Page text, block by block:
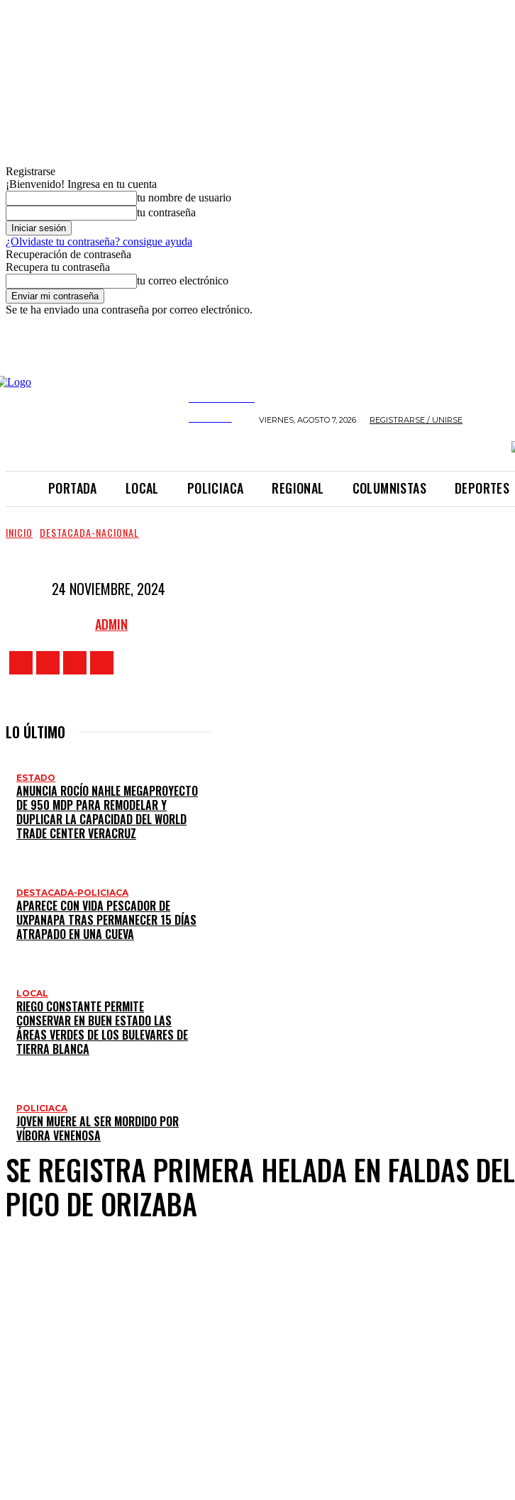
Registrarse
¡Bienvenido! Ingresa en tu cuenta
tu nombre de usuario
tu contraseña
¿Olvidaste tu contraseña? consigue ayuda
Recuperación de contraseña
Recupera tu contraseña
tu correo electrónico
Se te ha enviado una contraseña por correo electrónico.
VIERNES, AGOSTO 7, 2026 REGISTRARSE / UNIRSE
PORTADA LOCAL POLICIACA REGIONAL COLUMNISTAS DEPORTES
INICIO DESTACADA-NACIONAL
24 NOVIEMBRE, 2024
ADMIN
LO ÚLTIMO
ESTADO
ANUNCIA ROCÍO NAHLE MEGAPROYECTO
DE 950 MDP PARA REMODELAR Y
DUPLICAR LA CAPACIDAD DEL WORLD
TRADE CENTER VERACRUZ
DESTACADA-POLICIACA
APARECE CON VIDA PESCADOR DE
UXPANAPA TRAS PERMANECER 15 DÍAS
ATRAPADO EN UNA CUEVA
LOCAL
RIEGO CONSTANTE PERMITE
CONSERVAR EN BUEN ESTADO LAS
ÁREAS VERDES DE LOS BULEVARES DE
TIERRA BLANCA
POLICIACA
JOVEN MUERE AL SER MORDIDO POR
VÍBORA VENENOSA
SE REGISTRA PRIMERA HELADA EN FALDAS DEL
PICO DE ORIZABA